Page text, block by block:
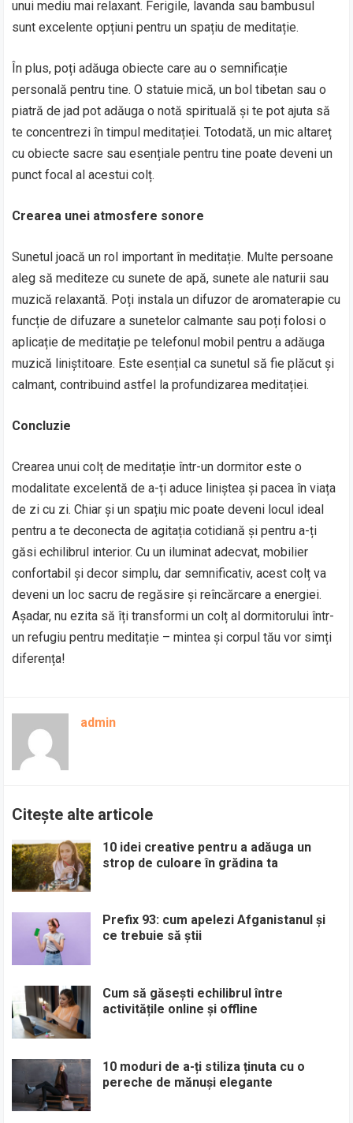
unui mediu mai relaxant. Ferigile, lavanda sau bambusul
sunt excelente opțiuni pentru un spațiu de meditație.
În plus, poți adăuga obiecte care au o semnificație
personală pentru tine. O statuie mică, un bol tibetan sau o
piatră de jad pot adăuga o notă spirituală și te pot ajuta să
te concentrezi în timpul meditației. Totodată, un mic altareț
cu obiecte sacre sau esențiale pentru tine poate deveni un
punct focal al acestui colț.
Crearea unei atmosfere sonore
Sunetul joacă un rol important în meditație. Multe persoane
aleg să mediteze cu sunete de apă, sunete ale naturii sau
muzică relaxantă. Poți instala un difuzor de aromaterapie cu
funcție de difuzare a sunetelor calmante sau poți folosi o
aplicație de meditație pe telefonul mobil pentru a adăuga
muzică liniștitoare. Este esențial ca sunetul să fie plăcut și
calmant, contribuind astfel la profundizarea meditației.
Concluzie
Crearea unui colț de meditație într-un dormitor este o
modalitate excelentă de a-ți aduce liniștea și pacea în viața
de zi cu zi. Chiar și un spațiu mic poate deveni locul ideal
pentru a te deconecta de agitația cotidiană și pentru a-ți
găsi echilibrul interior. Cu un iluminat adecvat, mobilier
confortabil și decor simplu, dar semnificativ, acest colț va
deveni un loc sacru de regăsire și reîncărcare a energiei.
Așadar, nu ezita să îți transformi un colț al dormitorului într-
un refugiu pentru meditație – mintea și corpul tău vor simți
diferența!
admin
Citește alte articole
10 idei creative pentru a adăuga un
strop de culoare în grădina ta
Prefix 93: cum apelezi Afganistanul și
ce trebuie să știi
Cum să găsești echilibrul între
activitățile online și offline
10 moduri de a-ți stiliza ținuta cu o
pereche de mănuși elegante